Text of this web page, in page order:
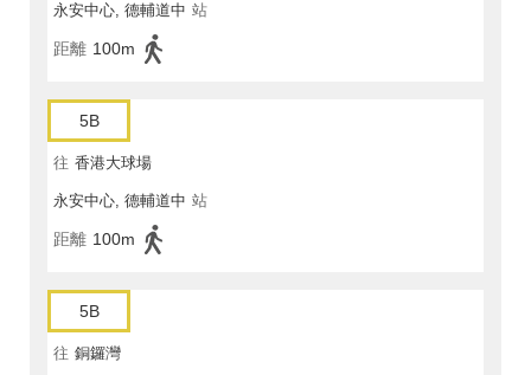
永安中心, 德輔道中 站
距離 100m
5B
往 香港大球場
永安中心, 德輔道中 站
距離 100m
5B
往 銅鑼灣